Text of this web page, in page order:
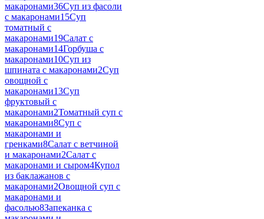
макаронами36Суп из фасоли
с макаронами15Суп
томатный с
макаронами19Салат с
макаронами14Горбуша с
макаронами10Суп из
шпината с макаронами2Суп
овощной с
макаронами13Суп
фруктовый с
макаронами2Томатный суп с
макаронами8Суп с
макаронами и
гренками8Салат с ветчиной
и макаронами2Салат с
макаронами и сыром4Купол
из баклажанов с
макаронами2Овощной суп с
макаронами и
фасолью8Запеканка с